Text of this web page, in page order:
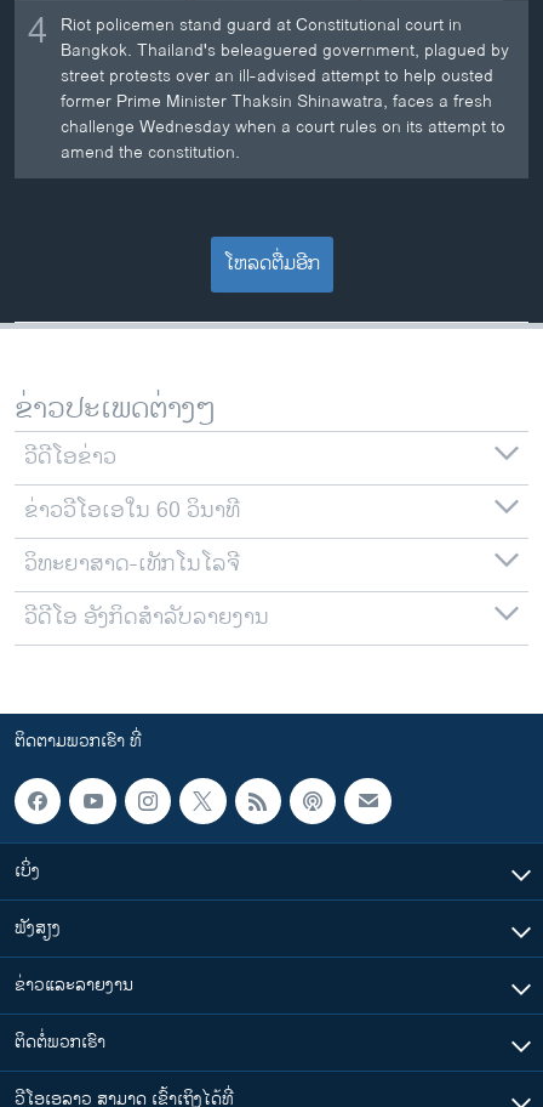
4 Riot policemen stand guard at Constitutional court in
Bangkok. Thailand's beleaguered government, plagued by
street protests over an ill-advised attempt to help ousted
former Prime Minister Thaksin Shinawatra, faces a fresh
challenge Wednesday when a court rules on its attempt to
amend the constitution.
ໂຫລດຕື່ມອີກ
ຂ່າວປະເພດຕ່າງໆ
ວີດີໂອຂ່າວ
ຂ່າວວີໂອເອໃນ 60 ວິນາທີ
ວິທະຍາສາດ-ເທັກໂນໂລຈີ
ວີດີໂອ ອັງກິດສຳລັບລາຍງານ
ຕິດຕາມພວກເຮົາ ທີ່
ເບິ່ງ
ຟັງສຽງ
ຂ່າວແລະລາຍງານ
ຕິດຕໍ່ພວກເຮົາ
ວີໂອເອລາວ ສາມາດ ເຂົ້າເຖິງໄດ້ທີ່